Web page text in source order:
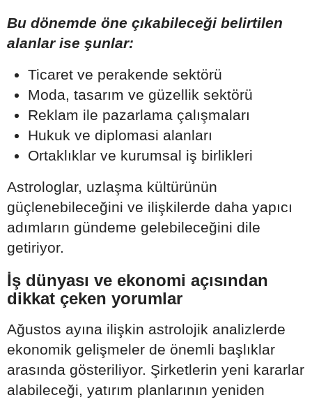
Bu dönemde öne çıkabileceği belirtilen
alanlar ise şunlar:
Ticaret ve perakende sektörü
Moda, tasarım ve güzellik sektörü
Reklam ile pazarlama çalışmaları
Hukuk ve diplomasi alanları
Ortaklıklar ve kurumsal iş birlikleri
Astrologlar, uzlaşma kültürünün
güçlenebileceğini ve ilişkilerde daha yapıcı
adımların gündeme gelebileceğini dile
getiriyor.
İş dünyası ve ekonomi açısından
dikkat çeken yorumlar
Ağustos ayına ilişkin astrolojik analizlerde
ekonomik gelişmeler de önemli başlıklar
arasında gösteriliyor. Şirketlerin yeni kararlar
alabileceği, yatırım planlarının yeniden